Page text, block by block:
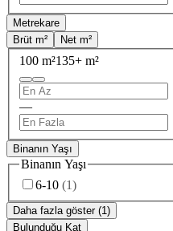
Metrekare
Brüt m²
Net m²
100 m²135+ m²
—
Binanın Yaşı
Binanın Yaşı
6-10 (1)
Daha fazla göster (1)
Bulunduğu Kat